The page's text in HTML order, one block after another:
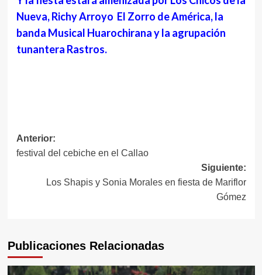
Nueva, Richy Arroyo El Zorro de América, la
banda Musical Huarochirana y la agrupación
tunantera Rastros.
Navegación
de
entradas
Anterior:
festival del cebiche en el Callao
Siguiente:
Los Shapis y Sonia Morales en fiesta de Mariflor
Gómez
Publicaciones Relacionadas